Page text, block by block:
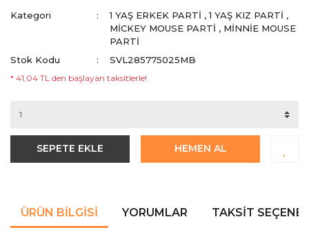
Kategori 1 YAŞ ERKEK PARTI ,1 YAŞ KIZ PARTI ,
MICKEY MOUSE PARTI , MINNIE MOUSE
PARTI
Stok Kodu
SVL285775025MB
* 41,04 TL den başlayan taksitlerle!
SEPETE EKLE HEMEN AL
ÜRÜN BILGISI YORUMLAR TAKSIT